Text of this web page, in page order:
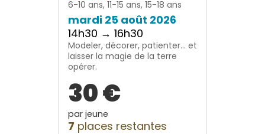
6-10 ans, 11-15 ans, 15-18 ans
mardi 25 août 2026
14h30 → 16h30
Modeler, décorer, patienter… et
laisser la magie de la terre
opérer.
30 €
par jeune
7 places restantes